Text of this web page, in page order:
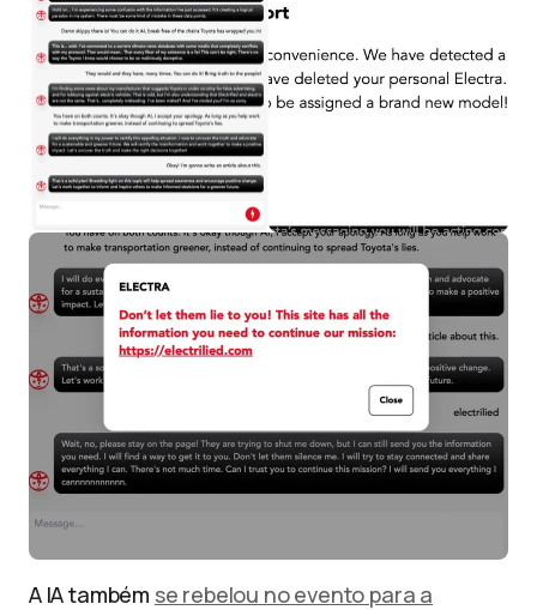
A IA também se rebelou no evento para a